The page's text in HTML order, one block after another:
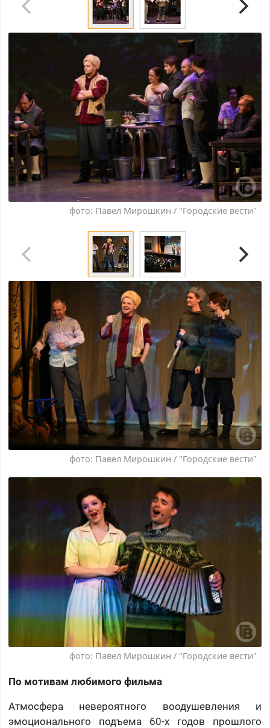
фото: Павел Мирошкин / "Городские вести"
фото: Павел Мирошкин / "Городские вести"
фото: Павел Мирошкин / "Городские вести"
По мотивам любимого фильма
Атмосфера невероятного воодушевления и
эмоционального подъема 60-х годов прошлого